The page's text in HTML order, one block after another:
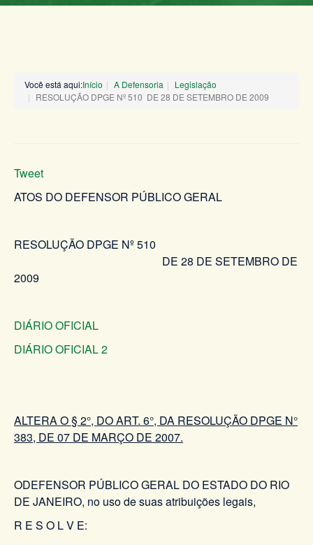
Você está aqui:Início A Defensoria
Legislação
RESOLUÇÃO DPGE Nº 510 DE 28 DE SETEMBRO DE 2009
Tweet
ATOS DO DEFENSOR PÚBLICO GERAL
RESOLUÇÃO DPGE Nº 510
DE 28 DE SETEMBRO DE
2009
DIÁRIO OFICIAL
DIÁRIO OFICIAL 2
ALTERA O § 2°, DO ART. 6°, DA RESOLUÇÃO DPGE N°
383, DE 07 DE MARÇO DE 2007.
ODEFENSOR PÚBLICO GERAL DO ESTADO DO RIO
DE JANEIRO, no uso de suas atribuições legais,
R E S O L V E: